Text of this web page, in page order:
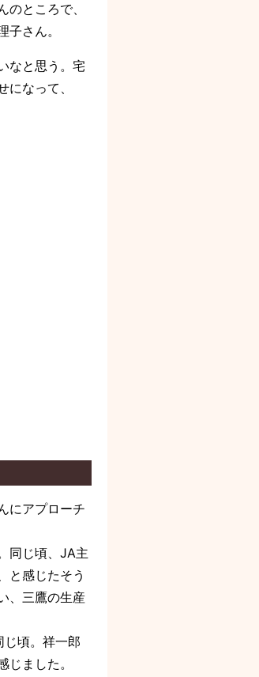
ところで、
さん。
なと思う。宅
なって、
にアプローチ
同じ頃、JA主
と感じたそう
、三鷹の生産
頃。祥一郎
ました。